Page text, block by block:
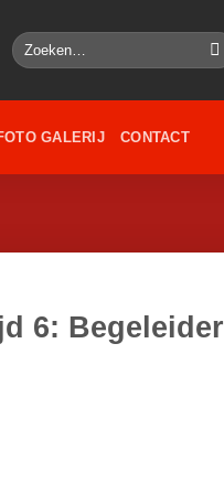
Zoeken
naar:
GALERIJ CONTACT
6: Begeleider